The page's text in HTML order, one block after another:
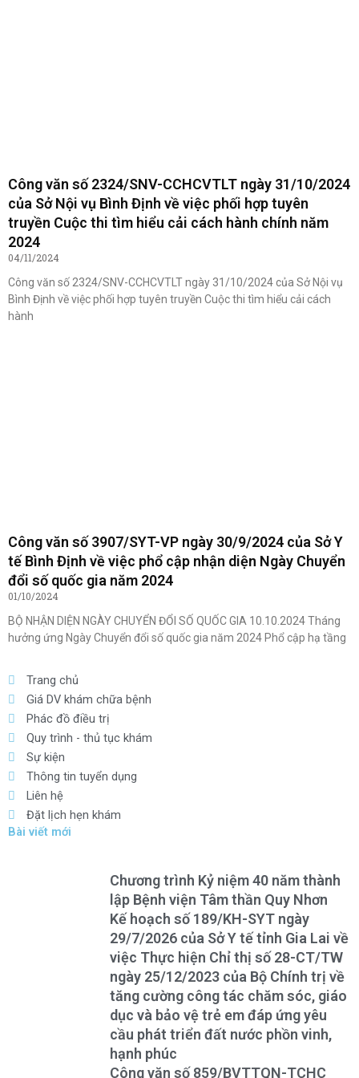
Công văn số 2324/SNV-CCHCVTLT ngày 31/10/2024
của Sở Nội vụ Bình Định về việc phối hợp tuyên
truyền Cuộc thi tìm hiểu cải cách hành chính năm
2024
04/11/2024
Công văn số 2324/SNV-CCHCVTLT ngày 31/10/2024 của Sở Nội vụ
Bình Định về việc phối hợp tuyên truyền Cuộc thi tìm hiểu cải cách
hành
Công văn số 3907/SYT-VP ngày 30/9/2024 của Sở Y
tế Bình Định về việc phổ cập nhận diện Ngày Chuyển
đổi số quốc gia năm 2024
01/10/2024
BỘ NHẬN DIỆN NGÀY CHUYỂN ĐỔI SỐ QUỐC GIA 10.10.2024 Tháng
hưởng ứng Ngày Chuyển đổi số quốc gia năm 2024 Phổ cập hạ tầng
Trang chủ
Giá DV khám chữa bệnh
Phác đồ điều trị
Quy trình - thủ tục khám
Sự kiện
Thông tin tuyển dụng
Liên hệ
Đặt lịch hẹn khám
Bài viết mới
Chương trình Kỷ niệm 40 năm thành
lập Bệnh viện Tâm thần Quy Nhơn
Kế hoạch số 189/KH-SYT ngày
29/7/2026 của Sở Y tế tỉnh Gia Lai về
việc Thực hiện Chỉ thị số 28-CT/TW
ngày 25/12/2023 của Bộ Chính trị về
tăng cường công tác chăm sóc, giáo
dục và bảo vệ trẻ em đáp ứng yêu
cầu phát triển đất nước phồn vinh,
hạnh phúc
Công văn số 859/BVTTQN-TCHC